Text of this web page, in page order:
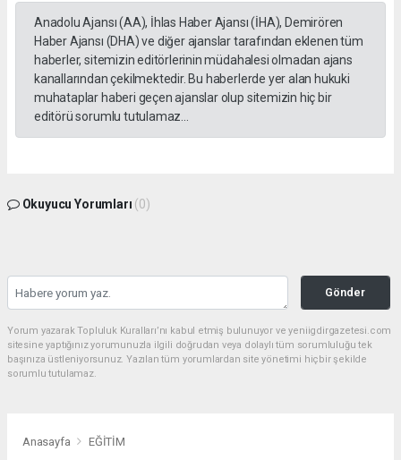
Anadolu Ajansı (AA), İhlas Haber Ajansı (İHA), Demirören
Haber Ajansı (DHA) ve diğer ajanslar tarafından eklenen tüm
haberler, sitemizin editörlerinin müdahalesi olmadan ajans
kanallarından çekilmektedir. Bu haberlerde yer alan hukuki
muhataplar haberi geçen ajanslar olup sitemizin hiç bir
editörü sorumlu tutulamaz...
Okuyucu Yorumları (0)
Gönder
Yorum yazarak Topluluk Kuralları’nı kabul etmiş bulunuyor ve yeniigdirgazetesi.com
sitesine yaptığınız yorumunuzla ilgili doğrudan veya dolaylı tüm sorumluluğu tek
başınıza üstleniyorsunuz. Yazılan tüm yorumlardan site yönetimi hiçbir şekilde
sorumlu tutulamaz.
Anasayfa EĞİTİM